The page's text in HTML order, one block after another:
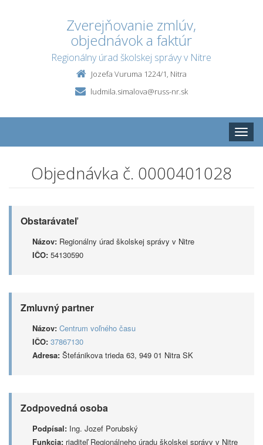
Zverejňovanie zmlúv,
objednávok a faktúr
Regionálny úrad školskej správy v Nitre
Jozefa Vuruma 1224/1, Nitra
ludmila.simalova@russ-nr.sk
Toggle
Objednávka č. 0000401028
Obstarávateľ
Názov: Regionálny úrad školskej správy v Nitre
IČO: 54130590
Zmluvný partner
Názov: Centrum voľného času
IČO: 37867130
Adresa: Štefánikova trieda 63, 949 01 Nitra SK
Zodpovedná osoba
Podpísal: Ing. Jozef Porubský
Funkcia: riaditeľ Regionálneho úradu školskej správy v Nitre